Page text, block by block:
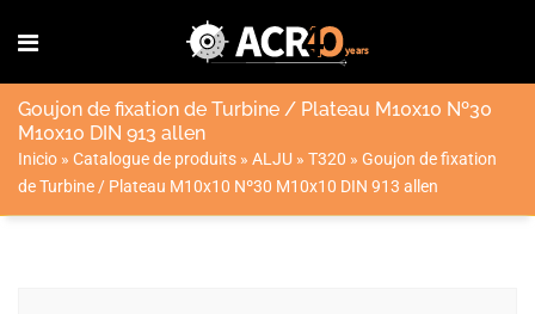
Goujon de fixation de Turbine / Plateau M10x10 Nº30
M10x10 DIN 913 allen
Inicio » Catalogue de produits » ALJU » T320 » Goujon de fixation
de Turbine / Plateau M10x10 Nº30 M10x10 DIN 913 allen